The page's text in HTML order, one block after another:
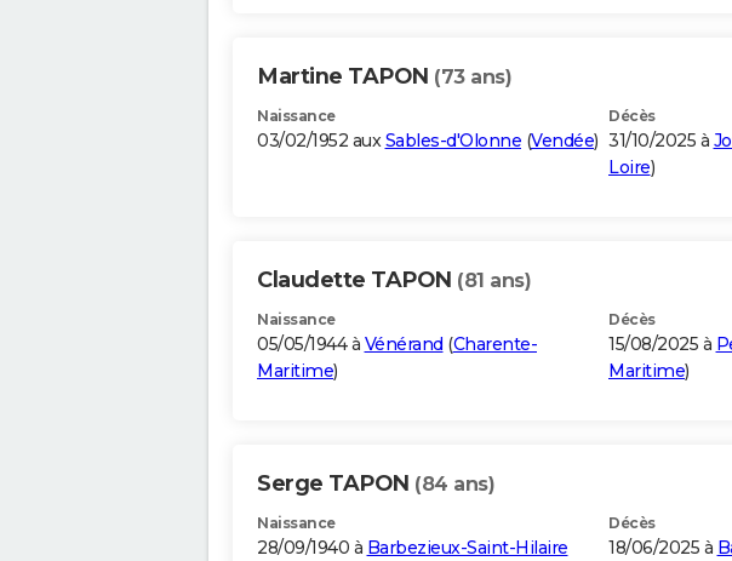
Martine TAPON (73 ans)
Naissance
03/02/1952 auxSables-d'Olonne (Vendée)
Décès
31/10/2025 à
Loire)
Claudette TAPON (81 ans)
Naissance
05/05/1944 à Vénérand (Charente-
Maritime)
Décès
15/08/2025 à
Maritime)
Serge TAPON (84 ans)
Naissance
28/09/1940 à Barbezieux-Saint-Hilaire
Décès
18/06/2025 à